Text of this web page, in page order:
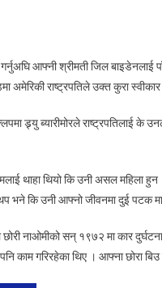
पटक
प्रोपोज
थिए
आफ्नी श्रीमती जिल
अमेरिकी राष्ट्रपतिले उक्त कुरा
ड्र्यु ब्यारीमोरले
थाहा थियो कि उनी असल महिला
थप भने कि उनी आफ्नो जीवनमा दुई पटक
छोरी नाओमीको सन् १९७२ मा कार
काम गरिरहेका थिए । आफ्ना छोरा